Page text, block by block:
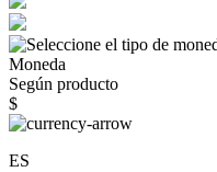
Moneda
Según producto
$
ES